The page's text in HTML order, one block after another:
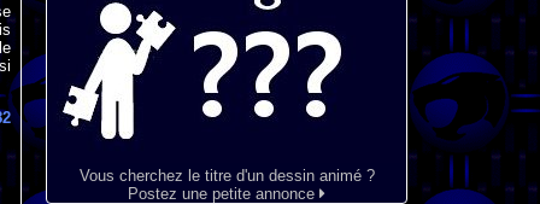
Vous cherchez le titre d'un dessin animé ?
Postez une petite annonce